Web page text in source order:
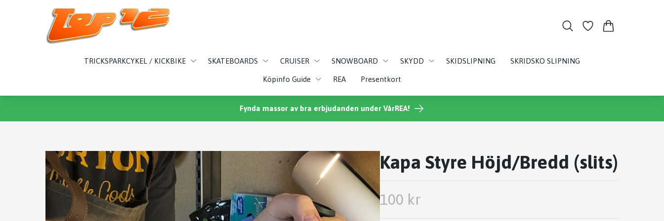
TRICKSPARKCYKEL / KICKBIKE SKATEBOARDS CRUISER SNOWBOARD SKYDD SKIDSLIPNING SKRIDSKO SLIPNING
Köpinfo Guide REA Presentkort
Fynda massor av bra erbjudanden under VårREA!
Kapa Styre Höjd/Bredd (slits)
100 kr